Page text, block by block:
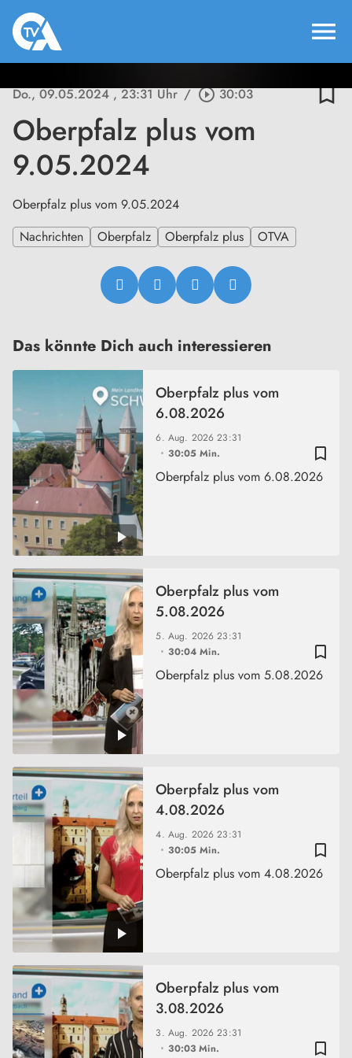
menu
Do., 09.05.2024, 23:31 Uhr / play_circle_outline30:03 bookmark_border
Oberpfalz plus vom
9.05.2024
Oberpfalz plus vom 9.05.2024
Nachrichten
Oberpfalz Oberpfalz plus OTVA
Das könnte Dich auch interessieren
bookmark_border
6. Aug. 202623:31
30:05 Min.
Oberpfalz plus vom
6.08.2026
Oberpfalz plus vom 6.08.2026
bookmark_border
5. Aug. 202623:31
30:04 Min.
Oberpfalz plus vom
5.08.2026
Oberpfalz plus vom 5.08.2026
bookmark_border
4. Aug. 202623:31
30:05 Min.
Oberpfalz plus vom
4.08.2026
Oberpfalz plus vom 4.08.2026
bookmark_border
3. Aug. 202623:31
30:03 Min.
Oberpfalz plus vom
3.08.2026